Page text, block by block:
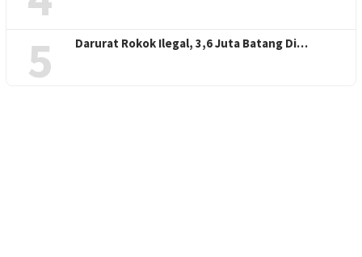
5 Darurat Rokok Ilegal, 3,6 Juta Batang Di…